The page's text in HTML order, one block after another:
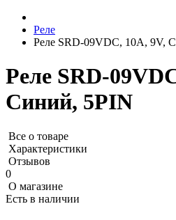
Реле
Реле SRD-09VDC, 10А, 9V,
Реле SRD-
Синий, 5PIN
Все о товаре
Характеристики
Отзывов
0
О магазине
Есть в наличии